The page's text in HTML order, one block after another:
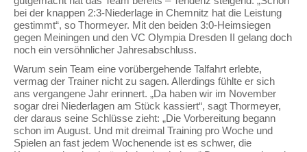
bei der knappen 2:3-Niederlage in Chemnitz hat die Leistung
gestimmt“, so Thormeyer. Mit den beiden 3:0-Heimsiegen
gegen Meiningen und den VC Olympia Dresden II gelang doch
noch ein versöhnlicher Jahresabschluss.
Warum sein Team eine vorübergehende Talfahrt erlebte,
vermag der Trainer nicht zu sagen. Allerdings fühlte er sich
ans vergangene Jahr erinnert. „Da haben wir im November
sogar drei Niederlagen am Stück kassiert“, sagt Thormeyer,
der daraus seine Schlüsse zieht: „Die Vorbereitung begann
schon im August. Und mit dreimal Training pro Woche und
Spielen an fast jedem Wochenende ist es schwer, die